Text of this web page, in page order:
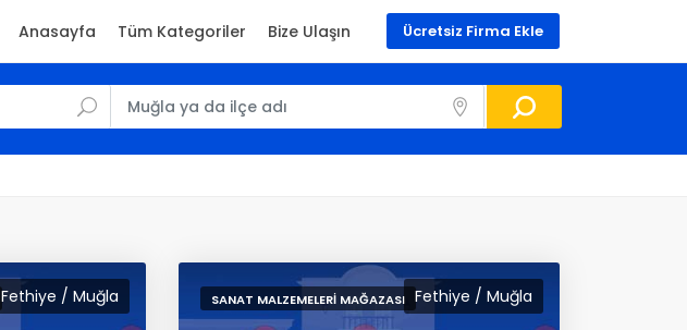
Ücretsiz Firma Ekle
Anasayfa Tüm Kategoriler Bize Ulaşın
Fethiye / Muğla Fethiye / Muğla
SANAT MALZEMELERI MAĞAZASI